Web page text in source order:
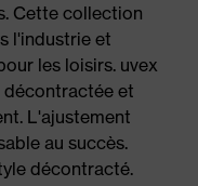
Cette collection
l'industrie et
les loisirs. uvex
décontractée et
L'ajustement
au succès.
décontracté.